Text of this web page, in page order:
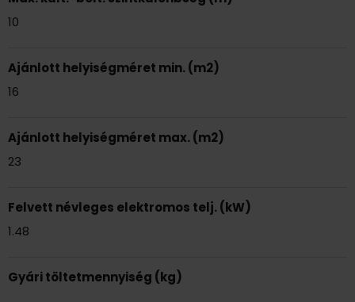
10
Ajánlott helyiségméret min. (m2)
16
Ajánlott helyiségméret max. (m2)
23
Felvett névleges elektromos telj. (kW)
1.48
Gyári töltetmennyiség (kg)